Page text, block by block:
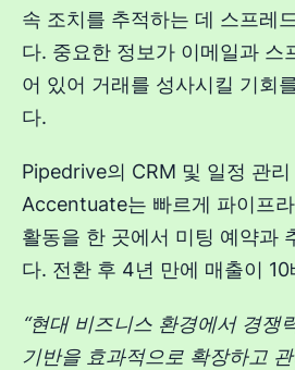
속 조치를 추적하는 데 스프레
다. 중요한 정보가 이메일과 스
어 있어 거래를 성사시킬 기회
다.
Pipedrive의 CRM 및 일정 관리
Accentuate는 빠르게 파이프
활동을 한 곳에서 미팅 예약과
다. 전환 후 4년 만에 매출이
“현대 비즈니스 환경에서 경쟁
기반을 효과적으로 확장하고